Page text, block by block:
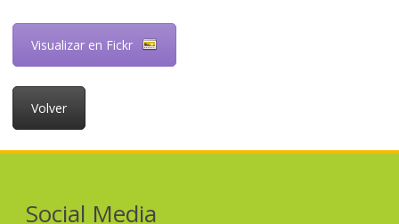
Visualizar en Fickr
Volver
Social Media